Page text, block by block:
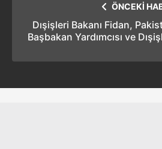
ÖNCEKİ
Dışişleri Bakanı Fidan,
Başbakan Yardımcısı ve